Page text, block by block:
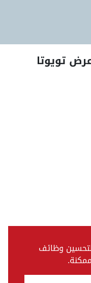
وظائف
تويوتا
Pictures, colours &